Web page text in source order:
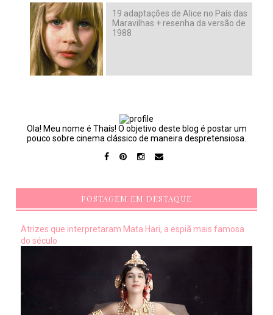
19 adaptações de Alice no País das
Maravilhas + resenha da versão de
1988
Ola! Meu nome é Thaís! O objetivo deste blog é postar um
pouco sobre cinema clássico de maneira despretensiosa.
POSTAGEM EM DESTAQUE
Atrizes que interpretaram Mata Hari, a espiã mais famosa
do século